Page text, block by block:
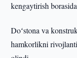
kengaytirish
Doʻstona va
hamkorlikni